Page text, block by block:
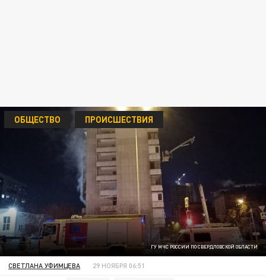
ГУ МЧС РОССИИ ПО СВЕРДЛОВСКОЙ ОБЛАСТИ
ОБЩЕСТВО ПРОИСШЕСТВИЯ
СВЕТЛАНА УФИМЦЕВА 29 НОЯБРЯ 06:51